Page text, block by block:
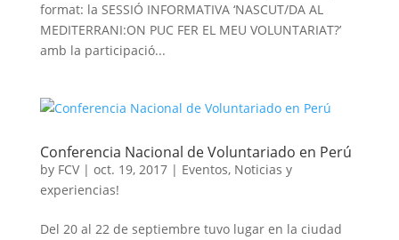
format: la SESSIÓ INFORMATIVA ‘NASCUT/DA AL
MEDITERRANI:ON PUC FER EL MEU VOLUNTARIAT?’
amb la participació...
Conferencia Nacional de Voluntariado en Perú
by FCV| oct. 19, 2017| Eventos, Noticias y
experiencias!
Del 20 al 22 de septiembre tuvo lugar en la ciudad